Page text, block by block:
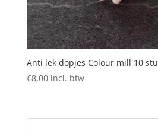
Anti lek dopjes Colour mill 10
€8,00 incl. btw